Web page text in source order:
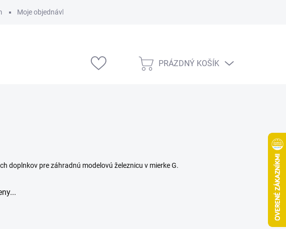
Moje objednávka
NÁKUPNÍ
PRÁZDNÝ KOŠÍK
doplnkov pre záhradnú modelovú železnicu v mierke G.